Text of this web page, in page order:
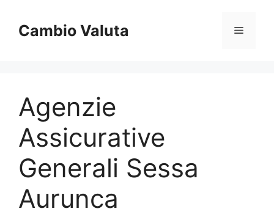
contenuto
Cambio Valuta Menu
Agenzie
Assicurative
Generali Sessa
Aurunca